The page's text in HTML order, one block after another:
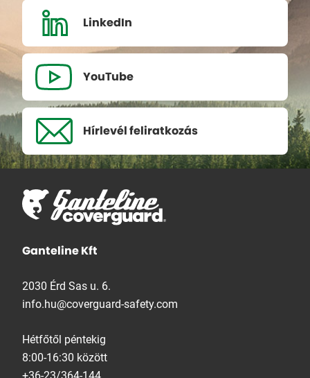
LinkedIn
YouTube
Hírlevél feliratkozás
Ganteline Kft
2030 Érd Sas u. 6.
info.hu@coverguard-safety.com
Hétfőtől péntekig
8:00-16:30 között